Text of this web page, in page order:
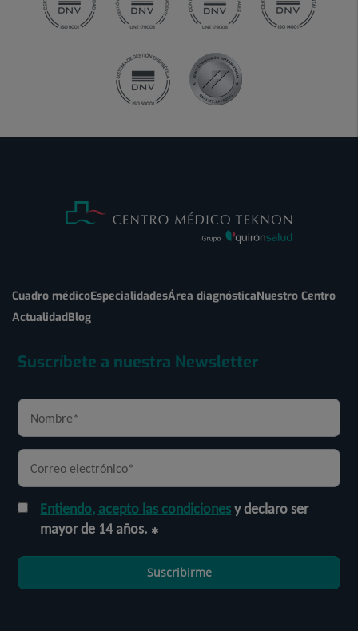
Cuadro médicoEspecialidadesÁrea diagnósticaNuestro Centro
ActualidadBlog
Suscríbete a nuestra Newsletter
Entiendo, acepto las condicionesy declaro ser
mayor de 14 años.
Suscribirme